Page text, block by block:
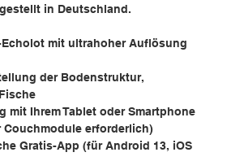
in Deutschland.
Echolot mit ultrahoher Auflösung
der Bodenstruktur,
mit Ihrem Tablet oder Smartphone
Couchmodule erforderlich)
Gratis-App (für Android 13, iOS